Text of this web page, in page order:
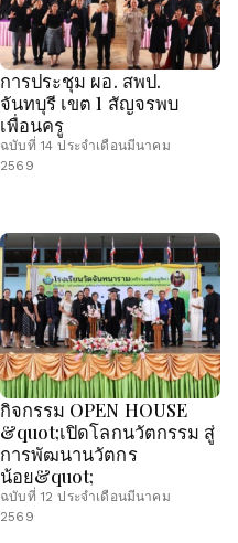
การประชุม ผอ. สพป.
จันทบุรี เขต 1 สัญจรพบ
เพื่อนครู
ฉบับที่ 14 ประจำเดือนมีนาคม
2569
กิจกรรม OPEN HOUSE
&quot;เปิดโลกนวัตกรรม สู่
การพัฒนานวัตกร
น้อย&quot;
ฉบับที่ 12 ประจำเดือนมีนาคม
2569